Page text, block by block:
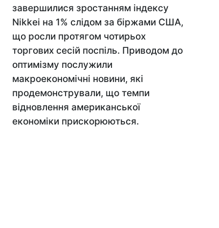
завершилися зростанням індексу
Nikkei на 1% слідом за біржами США,
що росли протягом чотирьох
торгових сесій поспіль. Приводом до
оптимізму послужили
макроекономічні новини, які
продемонстрували, що темпи
відновлення американської
економіки прискорюються.